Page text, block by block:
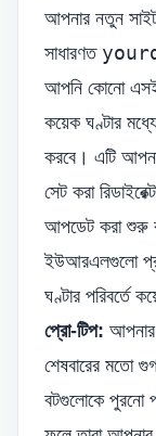
আপনার নতুন
সাধারণত
আপনি কোনো
কয়েক ঘণ্টার
করবে। এটি
সেট করা
আপডেট করা শুরু
ইউআরএলগুলো
ঘণ্টার পরিবর্তে
প্রো-টিপ:
শেষবারের মতো
বটগুলোকে পুরনো